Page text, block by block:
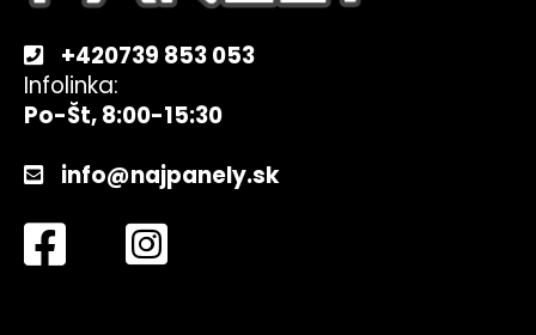
+420739 853 053
Infolinka:
Po-Št, 8:00-15:30
info@najpanely.sk